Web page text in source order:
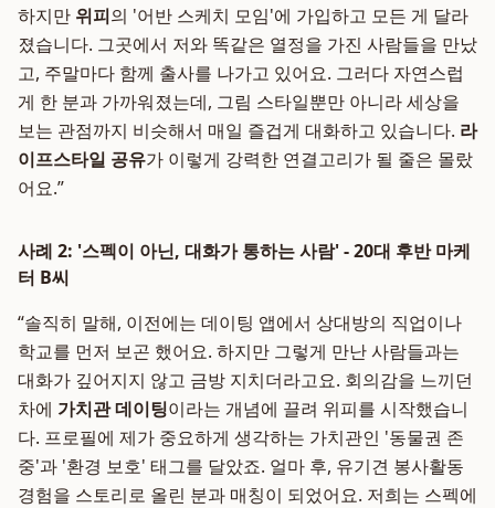
하지만 위피의 '어반 스케치 모임'에 가입하고 모든 게 달라
졌습니다. 그곳에서 저와 똑같은 열정을 가진 사람들을 만났
고, 주말마다 함께 출사를 나가고 있어요. 그러다 자연스럽
게 한 분과 가까워졌는데, 그림 스타일뿐만 아니라 세상을
보는 관점까지 비슷해서 매일 즐겁게 대화하고 있습니다. 라
이프스타일 공유가 이렇게 강력한 연결고리가 될 줄은 몰랐
어요.”
사례 2: '스펙이 아닌, 대화가 통하는 사람' - 20대 후반 마케
터 B씨
“솔직히 말해, 이전에는 데이팅 앱에서 상대방의 직업이나
학교를 먼저 보곤 했어요. 하지만 그렇게 만난 사람들과는
대화가 깊어지지 않고 금방 지치더라고요. 회의감을 느끼던
차에 가치관 데이팅이라는 개념에 끌려 위피를 시작했습니
다. 프로필에 제가 중요하게 생각하는 가치관인 '동물권 존
중'과 '환경 보호' 태그를 달았죠. 얼마 후, 유기견 봉사활동
경험을 스토리로 올린 분과 매칭이 되었어요. 저희는 스펙에